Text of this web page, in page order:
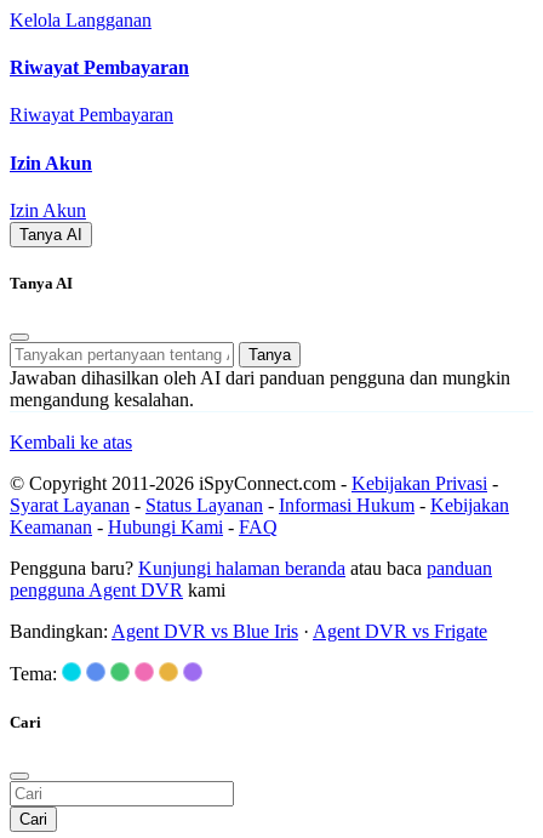
Kelola Langganan
Riwayat Pembayaran
Riwayat Pembayaran
Izin Akun
Izin Akun
Tanya AI
Tanya AI
Tanya
Jawaban dihasilkan oleh AI dari panduan pengguna dan mungkin
mengandung kesalahan.
Kembali ke atas
© Copyright 2011-2026 iSpyConnect.com - Kebijakan Privasi -
Syarat Layanan - Status Layanan - Informasi Hukum - Kebijakan
Keamanan - Hubungi Kami - FAQ
Pengguna baru? Kunjungi halaman beranda atau baca panduan
pengguna Agent DVR kami
Bandingkan: Agent DVR vs Blue Iris · Agent DVR vs Frigate
Tema:
Cari
Cari